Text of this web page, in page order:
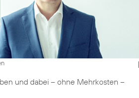
und dabei – ohne Mehrkosten –